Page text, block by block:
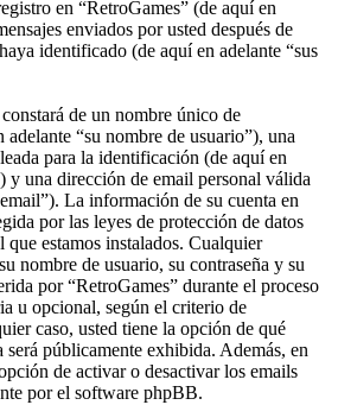
en “RetroGames” (de aquí en
enviados por usted después de
identificado (de aquí en adelante “sus
de un nombre único de
“su nombre de usuario”), una
para la identificación (de aquí en
y una dirección de email personal válida
La información de su cuenta en
por las leyes de protección de datos
que estamos instalados. Cualquier
nombre de usuario, su contraseña y su
por “RetroGames” durante el proceso
u opcional, según el criterio de
caso, usted tiene la opción de qué
públicamente exhibida. Además, en
de activar o desactivar los emails
por el software phpBB.